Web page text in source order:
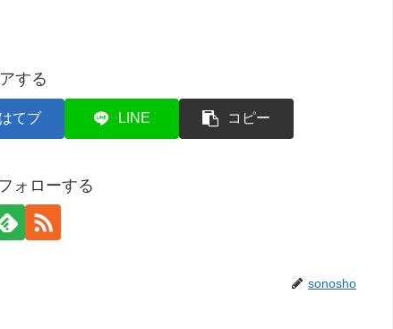
する
はてブ LINE コピー
ォローする
sonosho